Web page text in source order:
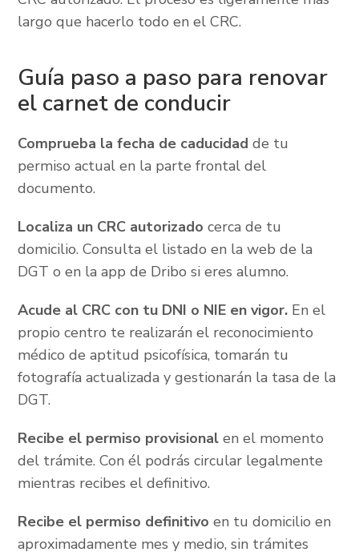
largo que hacerlo todo en el CRC.
Guía paso a paso para renovar
el carnet de conducir
Comprueba la fecha de caducidad de tu
permiso actual en la parte frontal del
documento.
Localiza un CRC autorizado cerca de tu
domicilio. Consulta el listado en la web de la
DGT o en la app de Dribo si eres alumno.
Acude al CRC con tu DNI o NIE en vigor. En el
propio centro te realizarán el reconocimiento
médico de aptitud psicofísica, tomarán tu
fotografía actualizada y gestionarán la tasa de la
DGT.
Recibe el permiso provisional en el momento
del trámite. Con él podrás circular legalmente
mientras recibes el definitivo.
Recibe el permiso definitivo en tu domicilio en
aproximadamente mes y medio, sin trámites